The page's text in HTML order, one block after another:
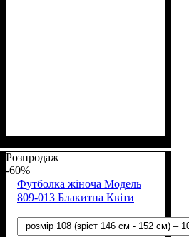
Розпродаж
-60%
Футболка жіноча Модель
809-013 Блакитна Квіти